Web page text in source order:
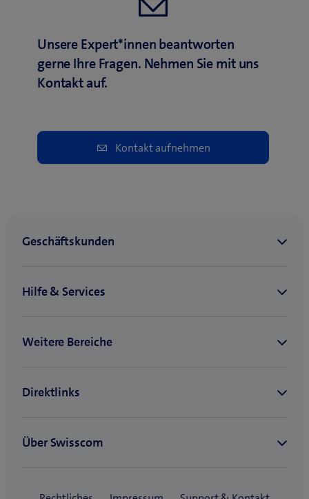
Unsere Expert*innen beantworten
gerne Ihre Fragen. Nehmen Sie mit uns
Kontakt auf.
Kontakt aufnehmen